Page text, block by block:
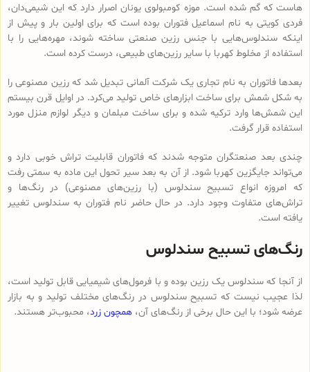
هاست که گم شده است. موزه کومبولوی یونان اصرار دارد که این شیمی‌دان،
فردی کویتی به نام اسماعیل فتوران بوده است که برای اولین بار و پیش از
اینکه سندلوس‌هایی با جنس رزین صنعتی ساخته شوند، مهره‌هایی را با
استفاده از مخلوط کهربا با سایر رزین‌های طبیعی، درست کرده است.
بعدها فاتوران به نام تجاری یک شرکت آلمانی تبدیل شد که رزین مصنوعی را
به شکل شمش برای ساخت ابزارهای خاص تولید می‌کرد. در اوایل قرن بیستم
این شمش‌ها وارد ترکیه شده و برای ساخت مبلمان و دیگر لوازم منزل مورد
استفاده قرار گرفت.
چندی بعد صنعتگران متوجه شدند که فاتوران قابلیت تراش خوبی دارد و
می‌تواند جایگزین کهربا شود. از آن به بعد سیر تحول این ماده به سمتی رفت
که امروزه انواع تسبیح‌ سندلوس (با رزین‌های مصنوعی) در رنگ‌ها و
تراش‌های متفاوت وجود دارد. در حال حاضر نام فتوران به سندلوس تغییر
یافته است.
رنگ‌های تسبیح سندلوس
از آنجا که سندلوس یک رزین بوده و با فرمول‌های شیمیایی قابل تولید است،
لذا عجیب نیست که تسبیح سندلوس در رنگ‌های مختلف تولید و به بازار
عرضه شود؛ با این حال برخی از رنگ‌های آن، همچون زرد، محبوب‌تر هستند.